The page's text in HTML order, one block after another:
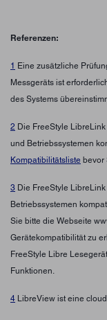
Referenzen:
1 Eine zusätzliche
Messgeräts ist
des Systems
2 Die FreeStyle
und Betriebssystemen
Kompatibilitätsliste bevor
3 Die FreeStyle
Betriebssystemen
Sie bitte die Webseite
Gerätekompatibilität zu
FreeStyle Libre
Funktionen.
4 LibreView ist eine